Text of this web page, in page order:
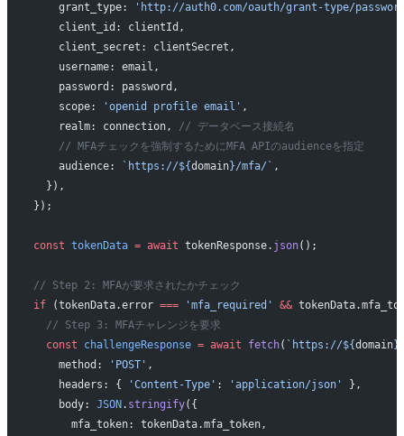
    grant_type:
'http://auth0.com/oauth/grant-type/
    client_id: clientId,
    client_secret: clientSecret,
    username: email,
    password: password,
    scope:
'openid profile email' ,
    realm: connection,
// データベース接続名
    // MFAチェックを強制するためにMFA APIのaudienceを指定
    audience:
`https://${domain}/mfa/` ,
  }),
});
const tokenData = await tokenResponse. json();
// Step 2: MFAが要求されたかチェック
if (tokenData.error === 'mfa_required' &&
  // Step 3: MFAチャレンジを要求
  const
challengeResponse = await fetch( `https://${domain}/
    method:
'POST' ,
    headers: {
'Content-Type' : 'application/json'
},
    body:
JSON . stringify({
      mfa_token: tokenData.mfa_token,